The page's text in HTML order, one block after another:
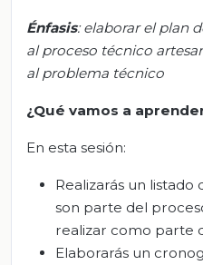
Énfasis: elaborar el plan
al proceso técnico
al problema técnico
¿Qué vamos a
En esta sesión:
Realizarás un listado
son parte del
realizar como parte
Elaborarás un